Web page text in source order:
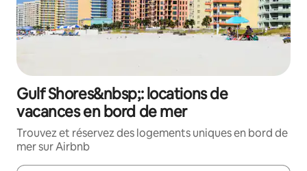
Gulf Shores&nbsp;: locations de
vacances en bord de mer
Trouvez et réservez des logements uniques en bord de
mer sur Airbnb